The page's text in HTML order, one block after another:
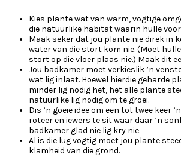
Kies plante wat van warm, vogtige
die natuurlike habitat waarin hulle
Maak seker dat jou plante nie direk in
water van die stort kom nie. (Moet
stort op die vloer plaas nie.) Maak dit
Jou badkamer moet verkieslik ’n
wat lig inlaat. Hoewel hierdie geharde
minder lig nodig het, het alle plante
natuurlike lig nodig om te groei.
Dis ’n goeie idee om een tot twee keer
roteer en iewers te sit waar daar ’n
badkamer glad nie lig kry nie.
Al is die lug vogtig moet jou plante
klamheid van die grond.